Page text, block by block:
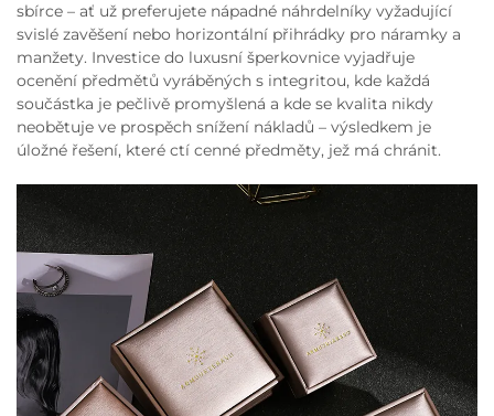
sbírce – ať už preferujete nápadné náhrdelníky vyžadující
svislé zavěšení nebo horizontální přihrádky pro náramky a
manžety. Investice do luxusní šperkovnice vyjadřuje
ocenění předmětů vyráběných s integritou, kde každá
součástka je pečlivě promyšlená a kde se kvalita nikdy
neobětuje ve prospěch snížení nákladů – výsledkem je
úložné řešení, které ctí cenné předměty, jež má chránit.